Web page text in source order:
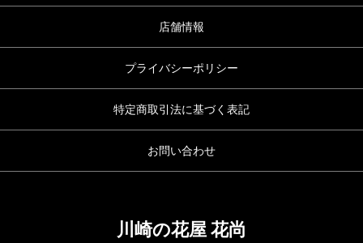
店舗情報
プライバシーポリシー
特定商取引法に基づく表記
お問い合わせ
川崎の花屋 花尚